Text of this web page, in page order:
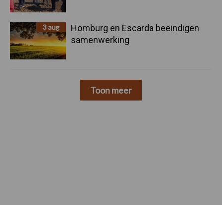
3 aug
Homburg en Escarda beëindigen
samenwerking
Toon meer